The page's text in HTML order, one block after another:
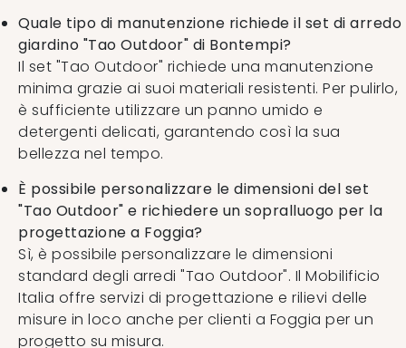
Quale tipo di manutenzione richiede il set di arredo
giardino "Tao Outdoor" di Bontempi?
Il set "Tao Outdoor" richiede una manutenzione
minima grazie ai suoi materiali resistenti. Per pulirlo,
è sufficiente utilizzare un panno umido e
detergenti delicati, garantendo così la sua
bellezza nel tempo.
È possibile personalizzare le dimensioni del set
"Tao Outdoor" e richiedere un sopralluogo per la
progettazione a Foggia?
Sì, è possibile personalizzare le dimensioni
standard degli arredi "Tao Outdoor". Il Mobilificio
Italia offre servizi di progettazione e rilievi delle
misure in loco anche per clienti a Foggia per un
progetto su misura.